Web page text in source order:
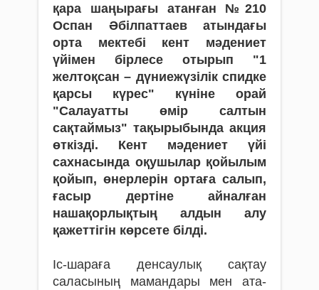
қара шаңырағы атанған №210
Оспан Әбілпаттаев атындағы
орта мектебі кент мәдениет
үйімен бірлесе отырып "1
желтоқсан – дүниежүзілік спидке
қарсы күрес" күніне орай
"Салауатты өмір салтын
сақтаймыз" тақырыбында акция
өткізді. Кент мәдениет үйі
сахнасында оқушылар қойылым
қойып, өнерлерін ортаға салып,
ғасыр дертіне айналған
нашақорлықтың алдын алу
қажеттігін көрсете білді.
Іс-шараға денсаулық сақтау
саласының мамандары мен ата-